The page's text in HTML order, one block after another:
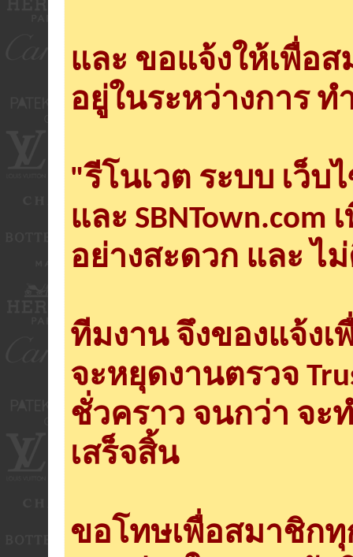
และ ขอแจ้งให้เพื่อ
อยู่ในระหว่างการ ท
"รีโนเวต ระบบ เว็บ
และ
อย่างสะดวก และ ไ
ทีมงาน จึงของแจ้ง
จะหยุดงานตรวจ
ชั่วคราว จนกว่า จะ
เสร็จสิ้น
ขอโทษเพื่อสมาชิก